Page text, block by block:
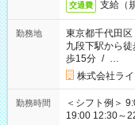
交通費 支給（
勤務地
東京都千代田区
九段下駅から
歩15分 / …
株式会社ラ
勤務時間
＜シフト例＞
19:00 12:30～22:00 上記の時間から好きな時間